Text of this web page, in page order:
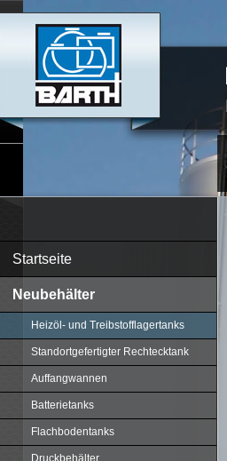
Startseite
Neubehälter
Heizöl- und Treibstofflagertanks
Standortgefertigter Rechtecktank
Auffangwannen
Batterietanks
Flachbodentanks
Druckbehälter